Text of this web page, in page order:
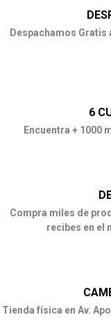
Despachamos
6
Encuentra + 1000
Compra miles de
recibes en el
Tienda física en Av.